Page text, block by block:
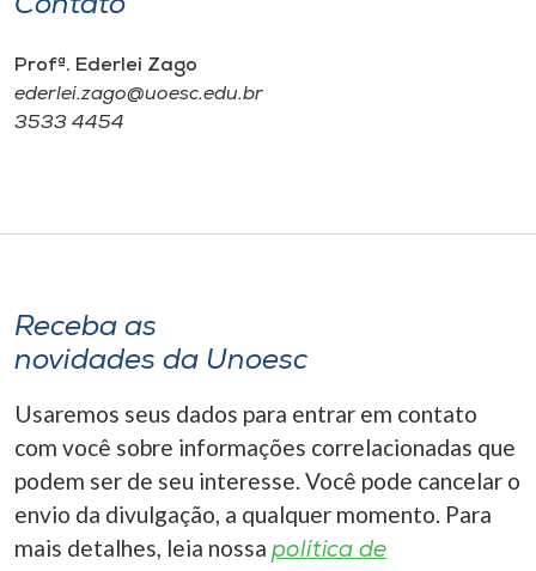
Contato
Profª. Ederlei Zago
ederlei.zago@uoesc.edu.br
3533 4454
Receba as
novidades da Unoesc
Usaremos seus dados para entrar em contato
com você sobre informações correlacionadas que
podem ser de seu interesse. Você pode cancelar o
envio da divulgação, a qualquer momento. Para
mais detalhes, leia nossa política de